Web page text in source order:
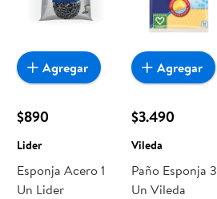
$890
Lider
Esponja Acero 1
Un Lider
Agregar
$3.490
Vileda
Paño Esponja 3
Un Vileda
Agregar